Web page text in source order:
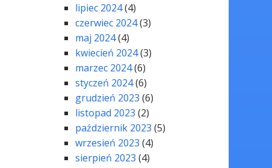
lipiec 2024(4)
czerwiec 2024(3)
maj 2024(4)
kwiecień 2024(3)
marzec 2024(6)
styczeń 2024(6)
grudzień 2023 (6)
listopad 2023 (2)
październik 2023 (5)
wrzesień 2023 (4)
sierpień 2023 (4)